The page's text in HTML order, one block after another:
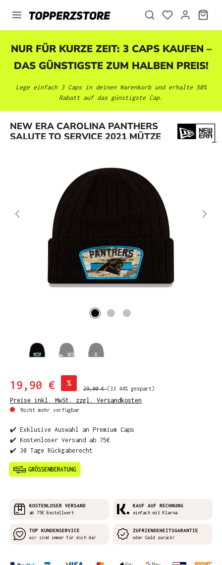
springen
NUR FÜR KURZE ZEIT: 3 CAPS KAUFEN –
DAS GÜNSTIGSTE ZUM HALBEN PREIS!
Lege einfach 3 Caps in deinen Warenkorb und erhalte 50%
Rabatt auf das günstigste Cap.
NEW ERA CAROLINA PANTHERS
SALUTE TO SERVICE 2021 MÜTZE
Bildergalerie überspringen
19,90 € %
29,90 €(33.44% gespart)
Preise inkl. MwSt. zzgl. Versandkosten
Nicht mehr verfügbar
✔️ Exklusive Auswahl an Premium Caps
✔️ Kostenloser Versand ab 75€
✔️ 30 Tage Rückgaberecht
KOSTENLOSER VERSAND
ab 75€ Bestellwert
KAUF AUF RECHNUNG
einfach mit Klarna
TOP KUNDENSERVICE
wir sind immer für dich da!
ZUFRIENDEHEITSGARANTIE
oder Geld zurück!